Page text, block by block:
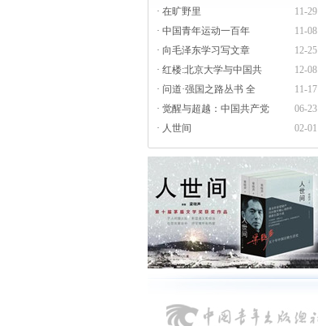
11-29
· 在旷野里
11-08
· 中国青年运动一百年
12-25
· 向毛泽东学习写文章
12-08
· 红楼:北京大学与中国共
11-17
· 问道·强国之路丛书 全
06-23
· 觉醒与超越：中国共产党
02-01
· 人世间